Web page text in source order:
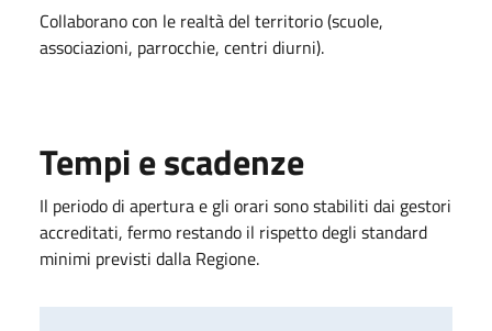
Collaborano con le realtà del territorio (scuole,
associazioni, parrocchie, centri diurni).
Tempi e scadenze
Il periodo di apertura e gli orari sono stabiliti dai gestori
accreditati, fermo restando il rispetto degli standard
minimi previsti dalla Regione.